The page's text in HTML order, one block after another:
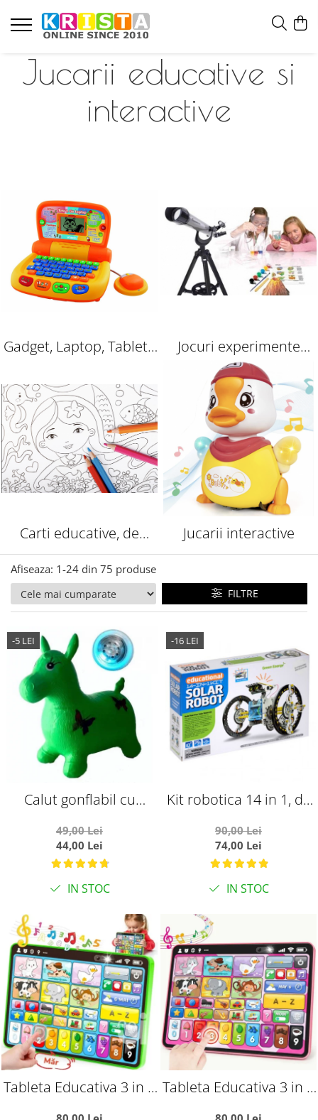
Jucarii educative si
interactive
Gadget, Laptop, Tableta
Jocuri experimente
pentru copii | Jocuri
stiintifice
Carti educative, de
colorat
Jucarii interactive
Afiseaza: 1-24 din 75 produse
FILTRE
-5 LEI
Calut gonflabil cu
49,00 Lei
44,00 Lei
IN STOC
-16 LEI
Kit robotica 14 in 1, de
solara
90,00 Lei
74,00 Lei
IN STOC
Tableta Educativa 3 in 1 Tableta Educativa 3 in 1